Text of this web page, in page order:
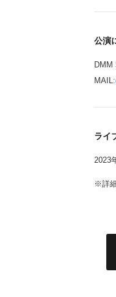
公演
DMM
MAIL:
ライ
2023
※詳